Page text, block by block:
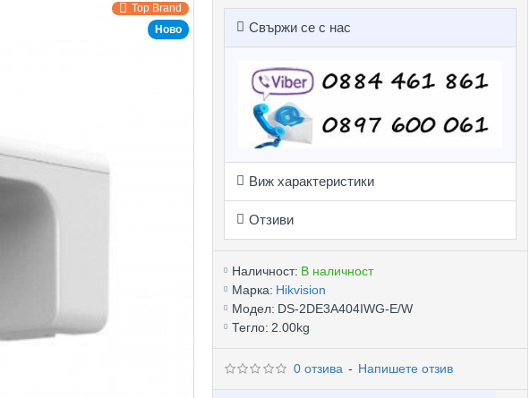
Ново
Top Brand
Свържи се с нас
Виж характеристики
Отзиви
Наличност: В наличност
Марка: Hikvision
Модел: DS-2DE3A404IWG-E/W
Тегло: 2.00kg
0 отзива - Напишете отзив